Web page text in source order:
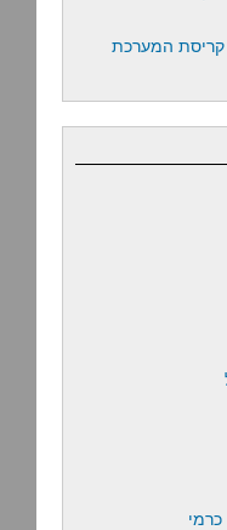
קריסת המערכת